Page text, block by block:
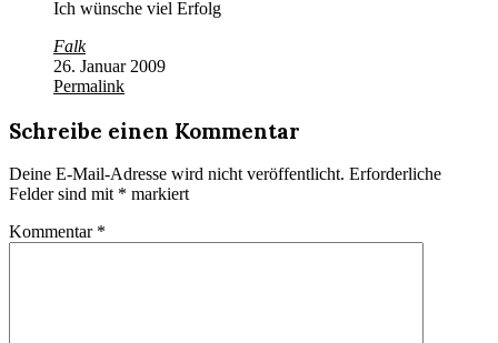
Ich wünsche viel Erfolg
Falk
26. Januar 2009
Permalink
Schreibe einen Kommentar
Deine E-Mail-Adresse wird nicht veröffentlicht. Erforderliche
Felder sind mit * markiert
Kommentar *